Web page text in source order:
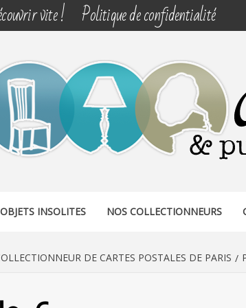
vite ! Politique de confidentialité
OBJETS INSOLITES NOS COLLECTIONNEURS
DE CARTES POSTALES DE PARIS